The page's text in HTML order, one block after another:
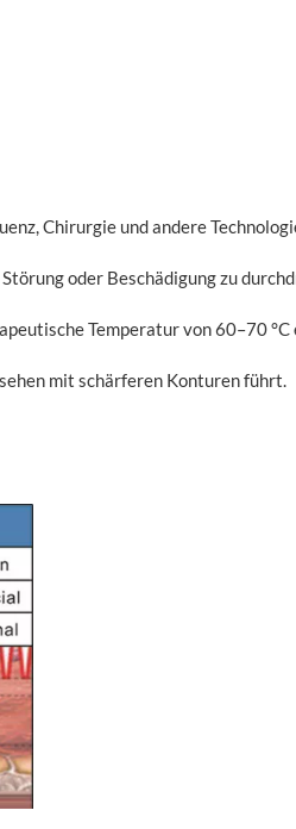
Chirurgie und andere
oder Beschädigung zu
Temperatur von 60–70
mit schärferen Konturen